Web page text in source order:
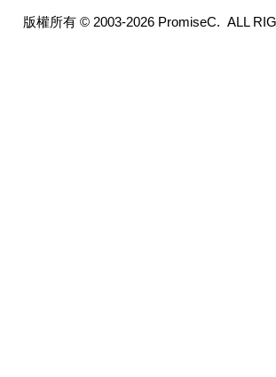
版權所有 © 2003-2026 PromiseC. ALL